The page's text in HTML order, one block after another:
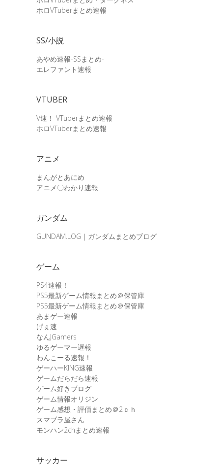
ホロVTuberまとめ速報
SS/小説
あやめ速報-SSまとめ-
エレファント速報
VTUBER
V速！ VTuberまとめ速報
ホロVTuberまとめ速報
アニメ
まんがとあにめ
アニメ〇わかり速報
ガンダム
GUNDAM.LOG｜ガンダムまとめブログ
ゲーム
PS4速報！
PS5最新ゲーム情報まとめ＠保管庫
PS5最新ゲーム情報まとめ＠保管庫
あまゲー速報
げぇ速
なんJGamers
ゆるゲーマー遅報
わんこーる速報！
ゲーハーKING速報
ゲームだらだら速報
ゲーム好きブログ
ゲーム情報オリジン
ゲーム感想・評価まとめ＠2ｃｈ
スマブラ屋さん
モンハン2chまとめ速報
サッカー